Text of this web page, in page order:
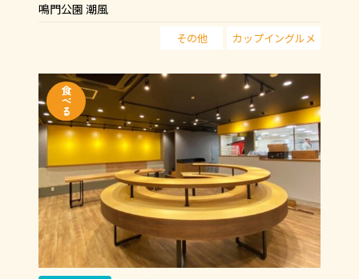
鳴門公園 潮風
その他 カップイングルメ